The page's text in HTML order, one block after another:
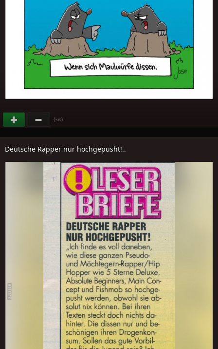
(+26)
Deutsche Rapper nur hochgepusht!..